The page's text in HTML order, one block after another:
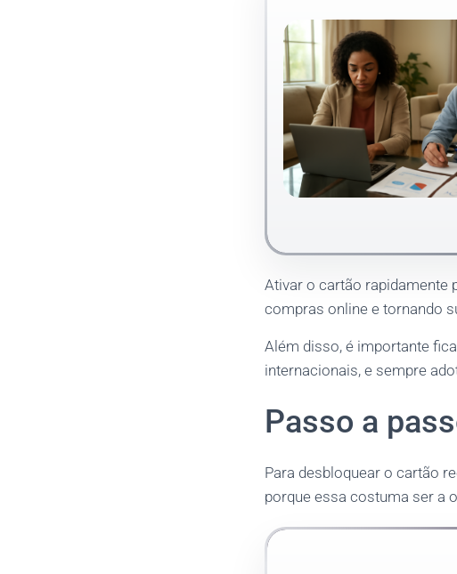
Ativar o cartão rapidamente
compras online e tornando
Além disso, é importante
internacionais, e sempre
Passo a
Para desbloquear o cartão
porque essa costuma ser a